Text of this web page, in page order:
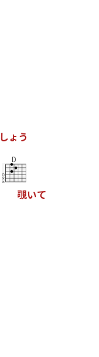
しょ う
D
覗いて